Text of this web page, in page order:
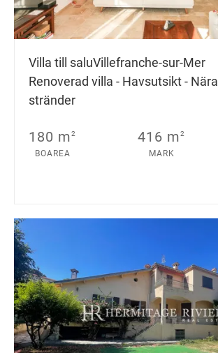
Villa till saluVillefranche-sur-Mer
Renoverad villa - Havsutsikt - Nära
stränder
180 m2
BOAREA
416 m2
MARK